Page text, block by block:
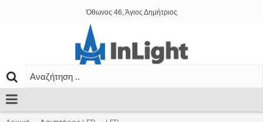
Όθωνος 46, Άγιος Δημήτριος